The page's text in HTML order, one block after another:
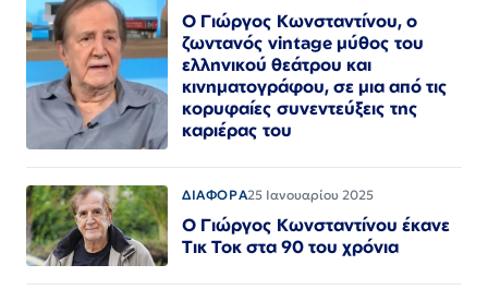
Ο Γιώργος Κωνσταντίνου, ο
ζωντανός vintage μύθος του
ελληνικού θεάτρου και
κινηματογράφου, σε μια από τις
κορυφαίες συνεντεύξεις της
καριέρας του
ΔΙΑΦΟΡΑ25 Ιανουαρίου 2025
Ο Γιώργος Κωνσταντίνου έκανε
Τικ Τοκ στα 90 του χρόνια